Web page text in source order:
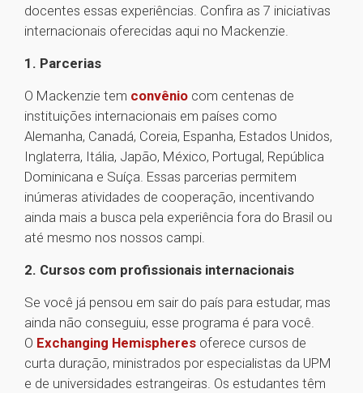
docentes essas experiências. Confira as 7 iniciativas
internacionais oferecidas aqui no Mackenzie.
1. Parcerias
O Mackenzie tem convênio com centenas de
instituições internacionais em países como
Alemanha, Canadá, Coreia, Espanha, Estados Unidos,
Inglaterra, Itália, Japão, México, Portugal, República
Dominicana e Suíça. Essas parcerias permitem
inúmeras atividades de cooperação, incentivando
ainda mais a busca pela experiência fora do Brasil ou
até mesmo nos nossos campi.
2. Cursos com profissionais internacionais
Se você já pensou em sair do país para estudar, mas
ainda não conseguiu, esse programa é para você.
O Exchanging Hemispheres oferece cursos de
curta duração, ministrados por especialistas da UPM
e de universidades estrangeiras. Os estudantes têm